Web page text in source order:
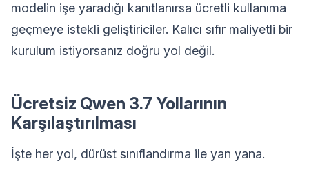
modelin işe yaradığı kanıtlanırsa ücretli kullanıma
geçmeye istekli geliştiriciler. Kalıcı sıfır maliyetli bir
kurulum istiyorsanız doğru yol değil.
Ücretsiz Qwen 3.7 Yollarının
Karşılaştırılması
İşte her yol, dürüst sınıflandırma ile yan yana.